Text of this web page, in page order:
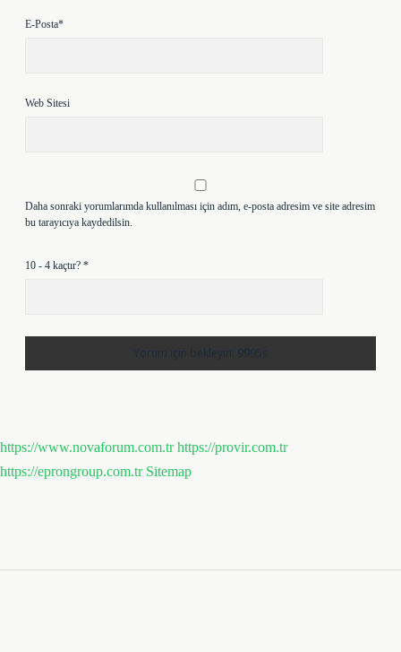
E-Posta*
Web Sitesi
Daha sonraki yorumlarımda kullanılması için adım, e-posta adresim ve site adresim
bu tarayıcıya kaydedilsin.
10 - 4 kaçtır? *
https://www.novaforum.com.tr https://provir.com.tr
https://eprongroup.com.tr Sitemap